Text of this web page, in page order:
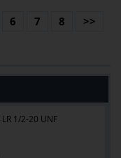
6 7 8 >>
1/2-20 UNF